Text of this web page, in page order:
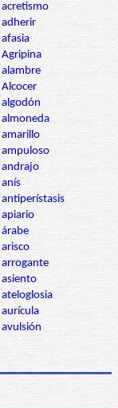
acretismo
adherir
afasia
Agripina
alambre
Alcocer
algodón
almoneda
amarillo
ampuloso
andrajo
anís
antiperístasis
apiario
árabe
arisco
arrogante
asiento
ateloglosia
aurícula
avulsión